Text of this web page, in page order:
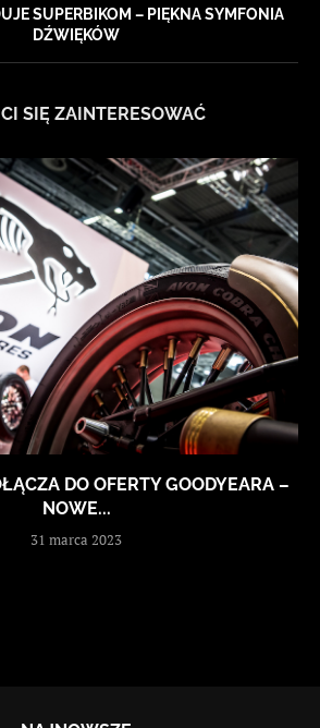
SUPERBIKOM – PIĘKNA SYMFONIA
DŹWIĘKÓW
SIĘ ZAINTERESOWAĆ
DO OFERTY GOODYEARA –
NOWE...
31 marca 2023